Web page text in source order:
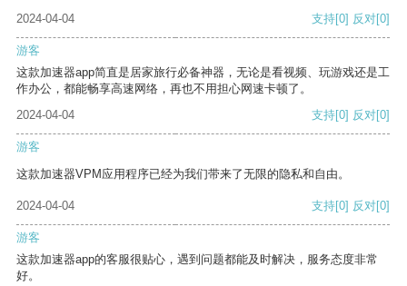
2024-04-04 支持[0] 反对[0]
游客
这款加速器app简直是居家旅行必备神器，无论是看视频、玩游戏还是工
作办公，都能畅享高速网络，再也不用担心网速卡顿了。
2024-04-04
支持[0] 反对[0]
游客
这款加速器VPM应用程序已经为我们带来了无限的隐私和自由。
2024-04-04 支持[0] 反对[0]
游客
这款加速器app的客服很贴心，遇到问题都能及时解决，服务态度非常
好。